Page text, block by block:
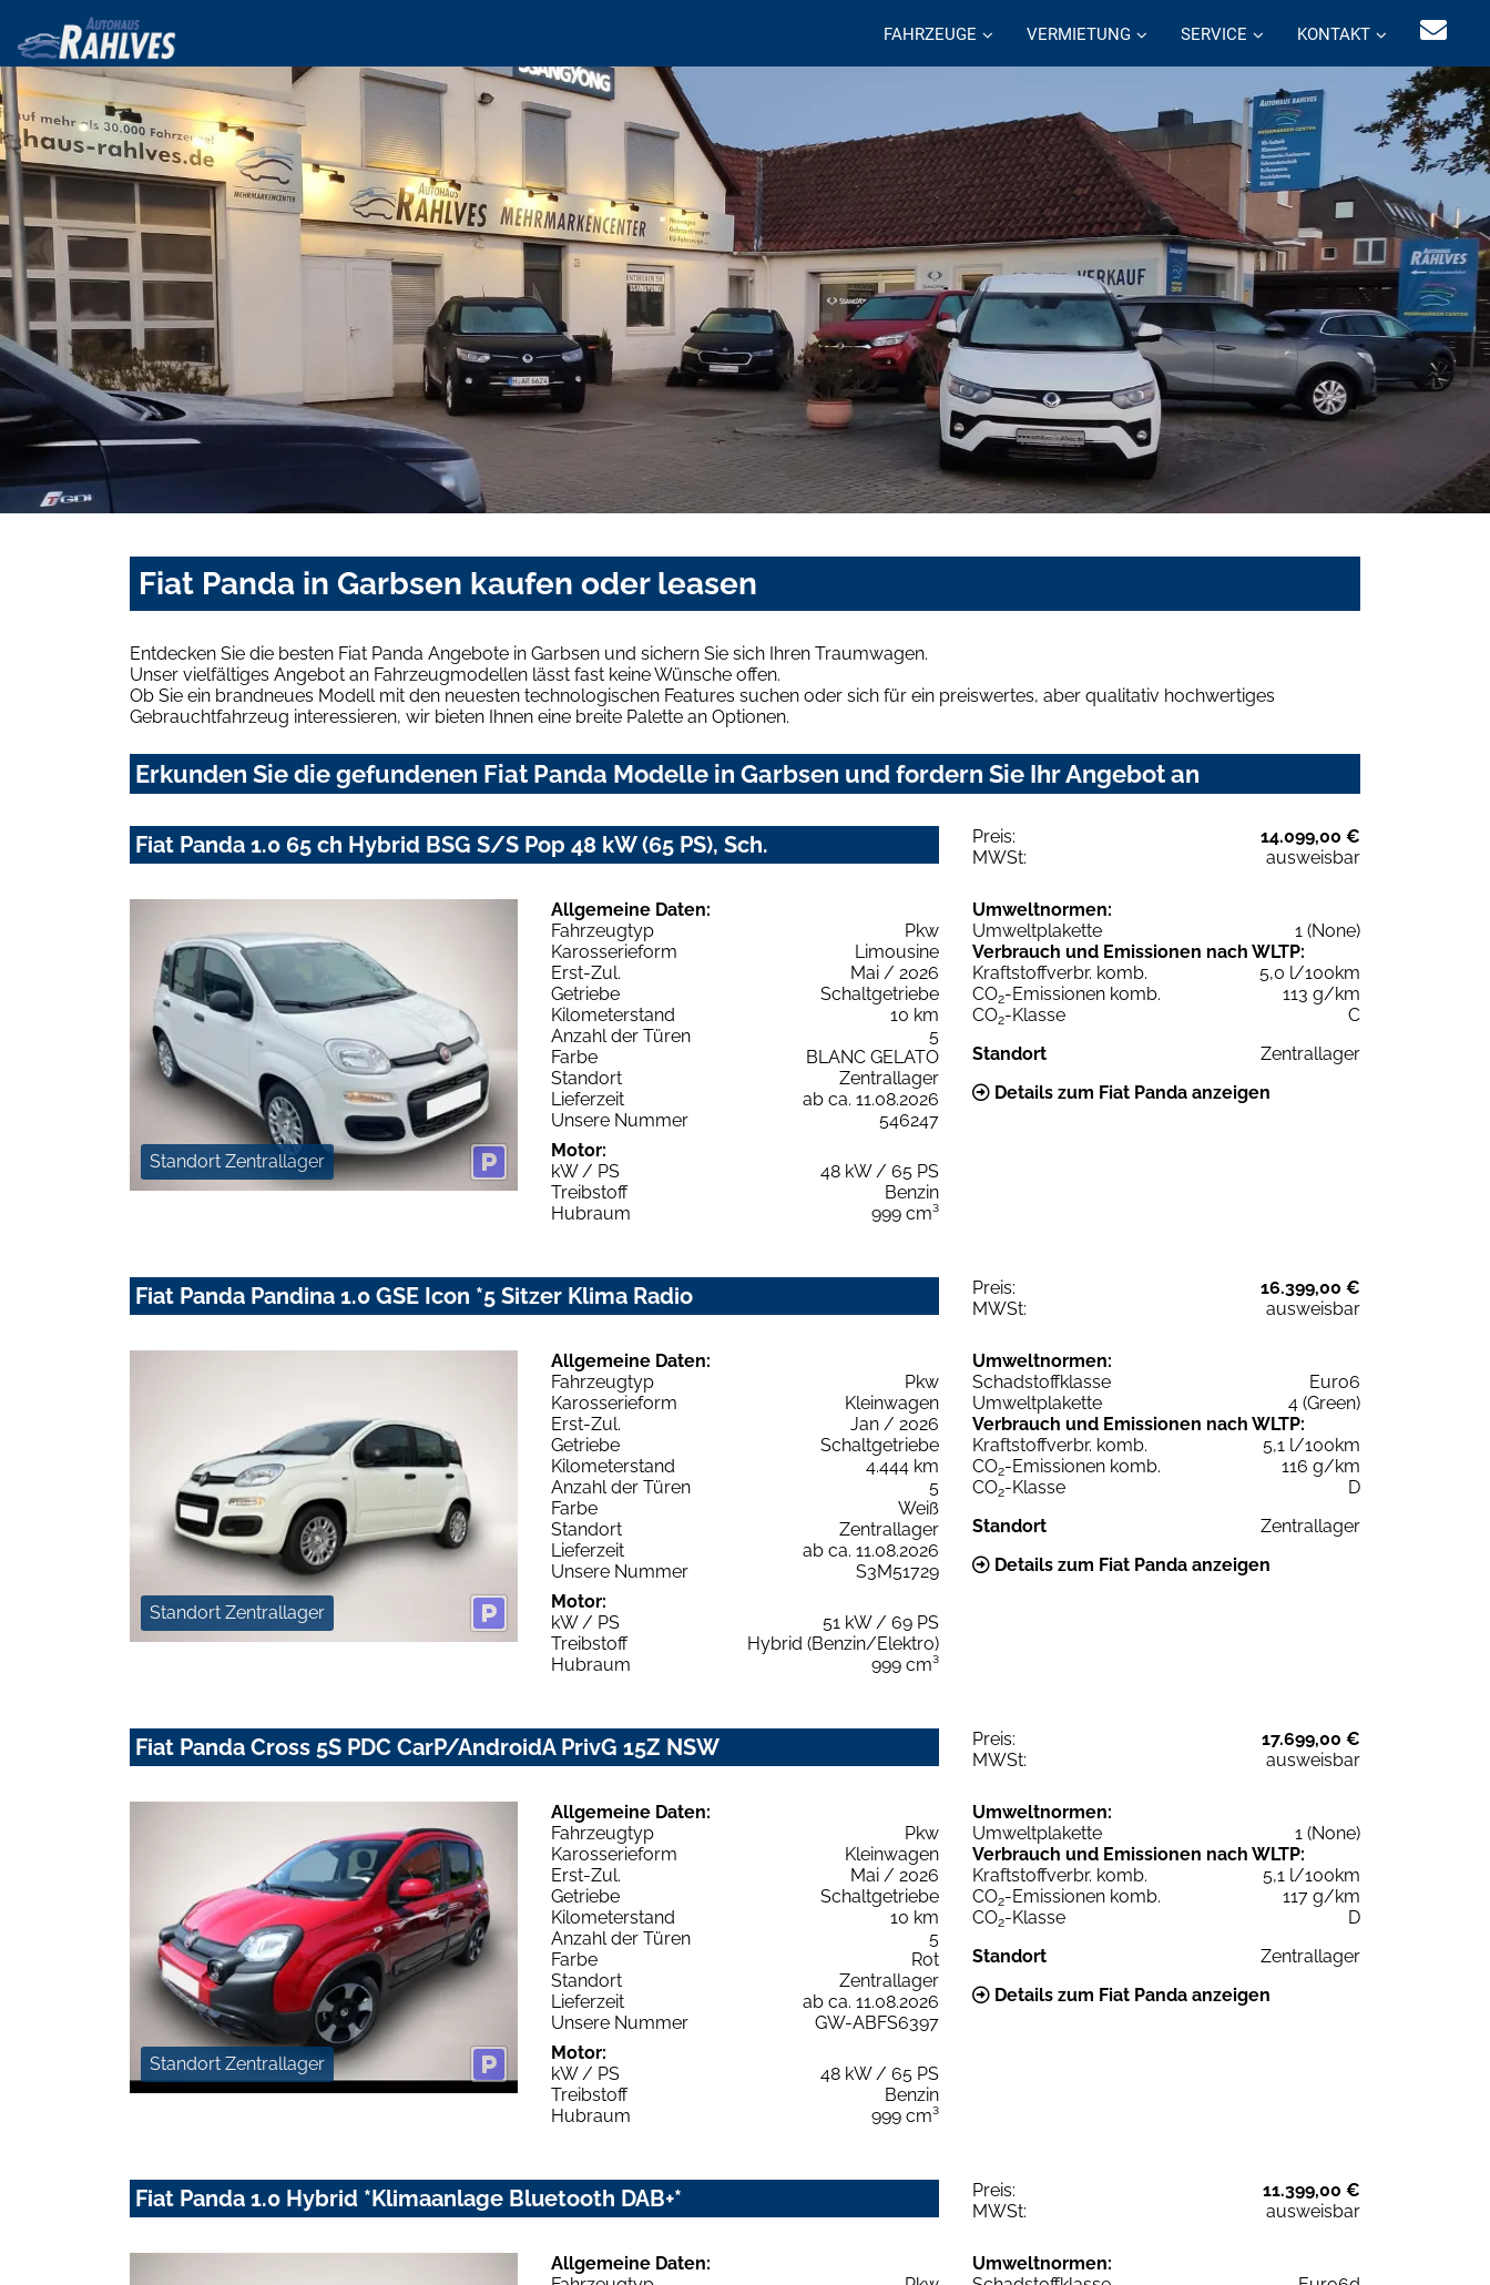
FAHRZEUGE VERMIETUNG SERVICE KONTAKT
Fiat Panda in Garbsen kaufen oder leasen
Entdecken Sie die besten Fiat Panda Angebote in Garbsen und sichern Sie sich Ihren Traumwagen.
Unser vielfältiges Angebot an Fahrzeugmodellen lässt fast keine Wünsche offen.
Ob Sie ein brandneues Modell mit den neuesten technologischen Features suchen oder sich für ein preiswertes, aber qualitativ hochwertiges
Gebrauchtfahrzeug interessieren, wir bieten Ihnen eine breite Palette an Optionen.
Erkunden Sie die gefundenen Fiat Panda Modelle in Garbsen und fordern Sie Ihr Angebot an
Fiat Panda 1.0 65 ch Hybrid BSG S/S Pop 48 kW (65 PS), Sch. Preis:
14.099,00 €
MWSt:
ausweisbar
Standort Zentrallager
Allgemeine Daten:
Fahrzeugtyp
Pkw
Karosserieform
Limousine
Erst-Zul.
Mai / 2026
Getriebe
Schaltgetriebe
Kilometerstand
10 km
Anzahl der Türen
5
Farbe
BLANC GELATO
Standort
Zentrallager
Lieferzeit
ab ca. 11.08.2026
Unsere Nummer
546247
Motor:
kW / PS
48 kW / 65 PS
Treibstoff
Benzin
Hubraum
999 cm³
Umweltnormen:
Umweltplakette
1 (None)
Verbrauch und Emissionen nach WLTP:
Kraftstoffverbr. komb.
5,0 l/100km
CO2-Emissionen komb.
113 g/km
CO2-Klasse
C
Standort
Zentrallager
Details zum Fiat Panda anzeigen
Fiat Panda Pandina 1.0 GSE Icon *5 Sitzer Klima Radio Preis:
16.399,00 €
MWSt:
ausweisbar
Standort Zentrallager
Allgemeine Daten:
Fahrzeugtyp
Pkw
Karosserieform
Kleinwagen
Erst-Zul.
Jan / 2026
Getriebe
Schaltgetriebe
Kilometerstand
4.444 km
Anzahl der Türen
5
Farbe
Weiß
Standort
Zentrallager
Lieferzeit
ab ca. 11.08.2026
Unsere Nummer
S3M51729
Motor:
kW / PS
51 kW / 69 PS
Treibstoff
Hybrid (Benzin/Elektro)
Hubraum
999 cm³
Umweltnormen:
Schadstoffklasse
Euro6
Umweltplakette
4 (Green)
Verbrauch und Emissionen nach WLTP:
Kraftstoffverbr. komb.
5,1 l/100km
CO2-Emissionen komb.
116 g/km
CO2-Klasse
D
Standort
Zentrallager
Details zum Fiat Panda anzeigen
Fiat Panda Cross 5S PDC CarP/AndroidA PrivG 15Z NSW Preis:
17.699,00 €
MWSt:
ausweisbar
Standort Zentrallager
Allgemeine Daten:
Fahrzeugtyp
Pkw
Karosserieform
Kleinwagen
Erst-Zul.
Mai / 2026
Getriebe
Schaltgetriebe
Kilometerstand
10 km
Anzahl der Türen
5
Farbe
Rot
Standort
Zentrallager
Lieferzeit
ab ca. 11.08.2026
Unsere Nummer
GW-ABFS6397
Motor:
kW / PS
48 kW / 65 PS
Treibstoff
Benzin
Hubraum
999 cm³
Umweltnormen:
Umweltplakette
1 (None)
Verbrauch und Emissionen nach WLTP:
Kraftstoffverbr. komb.
5,1 l/100km
CO2-Emissionen komb.
117 g/km
CO2-Klasse
D
Standort
Zentrallager
Details zum Fiat Panda anzeigen
Fiat Panda 1.0 Hybrid *Klimaanlage Bluetooth DAB+* Preis:
11.399,00 €
MWSt:
ausweisbar
Allgemeine Daten:
Umweltnormen: